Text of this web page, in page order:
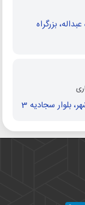
زاده عبداله، بزرگراه